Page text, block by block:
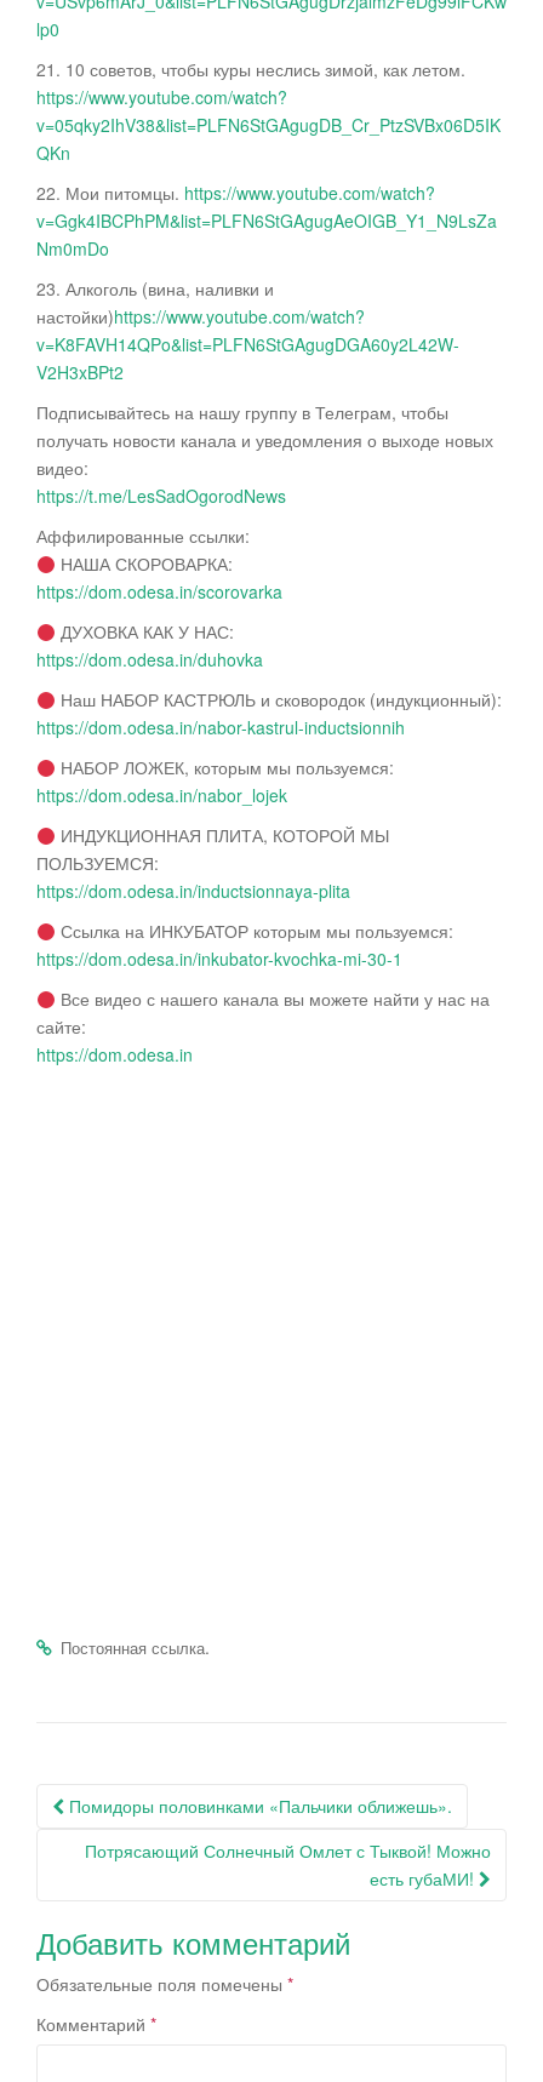
lp0
21. 10 советов, чтобы куры неслись зимой, как летом.
https://www.youtube.com/watch?
v=05qky2IhV38&list=PLFN6StGAgugDB_Cr_PtzSVBx06D5IK
QKn
22. Мои питомцы. https://www.youtube.com/watch?
v=Ggk4IBCPhPM&list=PLFN6StGAgugAeOIGB_Y1_N9LsZa
Nm0mDo
23. Алкоголь (вина, наливки и
настойки)https://www.youtube.com/watch?
v=K8FAVH14QPo&list=PLFN6StGAgugDGA60y2L42W-
V2H3xBPt2
Подписывайтесь на нашу группу в Телеграм, чтобы
получать новости канала и уведомления о выходе новых
видео:
https://t.me/LesSadOgorodNews
Аффилированные ссылки:
НАША СКОРОВАРКА:
https://dom.odesa.in/scorovarka
ДУХОВКА КАК У НАС:
https://dom.odesa.in/duhovka
Наш НАБОР КАСТРЮЛЬ и сковородок (индукционный):
https://dom.odesa.in/nabor-kastrul-inductsionnih
НАБОР ЛОЖЕК, которым мы пользуемся:
https://dom.odesa.in/nabor_lojek
ИНДУКЦИОННАЯ ПЛИТА, КОТОРОЙ МЫ
ПОЛЬЗУЕМСЯ:
https://dom.odesa.in/inductsionnaya-plita
Ссылка на ИНКУБАТОР которым мы пользуемся:
https://dom.odesa.in/inkubator-kvochka-mi-30-1
Все видео с нашего канала вы можете найти у нас на
сайте:
https://dom.odesa.in
Постоянная ссылка.
Навигация
записям
Помидоры половинками «Пальчики оближешь».
Потрясающий Солнечный Омлет с Тыквой! Можно
есть губаМИ!
Добавить комментарий
Обязательные поля помечены *
Комментарий *